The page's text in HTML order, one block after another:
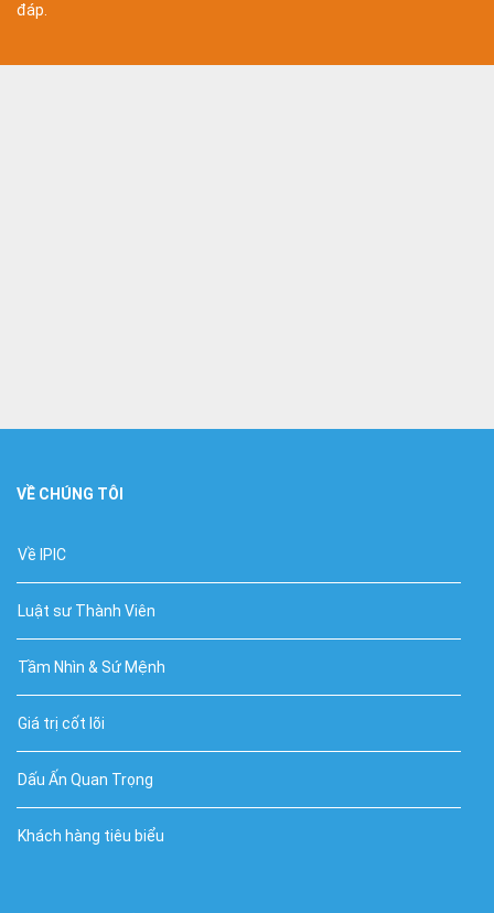
đáp.
VỀ CHÚNG TÔI
Về IPIC
Luật sư Thành Viên
Tầm Nhìn & Sứ Mệnh
Giá trị cốt lõi
Dấu Ấn Quan Trọng
Khách hàng tiêu biểu